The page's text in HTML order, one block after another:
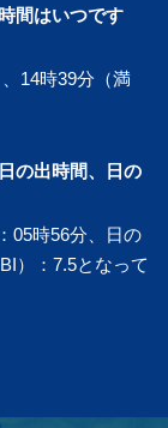
間はいつです
14時39分（満
の出時間、日の
05時56分、日の
）：7.5となって